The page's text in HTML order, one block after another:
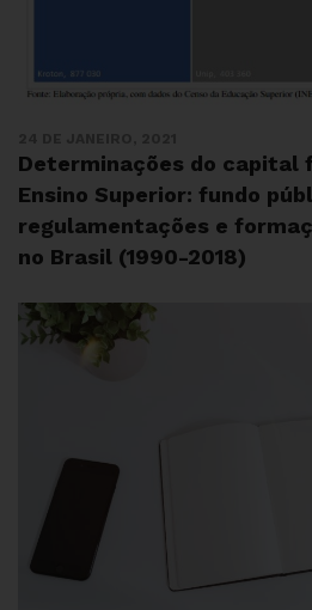
Determinações do capital
Ensino Superior: fundo
regulamentações e
no Brasil (1990-2018)